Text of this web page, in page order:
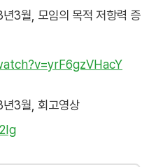
3월, 모임의 목적 저항력 증
3월, 회고영상